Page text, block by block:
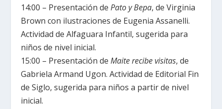
14:00 – Presentación dePato y Bepa, de Virginia
Brown con ilustraciones de Eugenia Assanelli.
Actividad de Alfaguara Infantil, sugerida para
niños de nivel inicial.
15:00 – Presentación deMaite recibe visitas, de
Gabriela Armand Ugon. Actividad de Editorial Fin
de Siglo, sugerida para niños a partir de nivel
inicial.